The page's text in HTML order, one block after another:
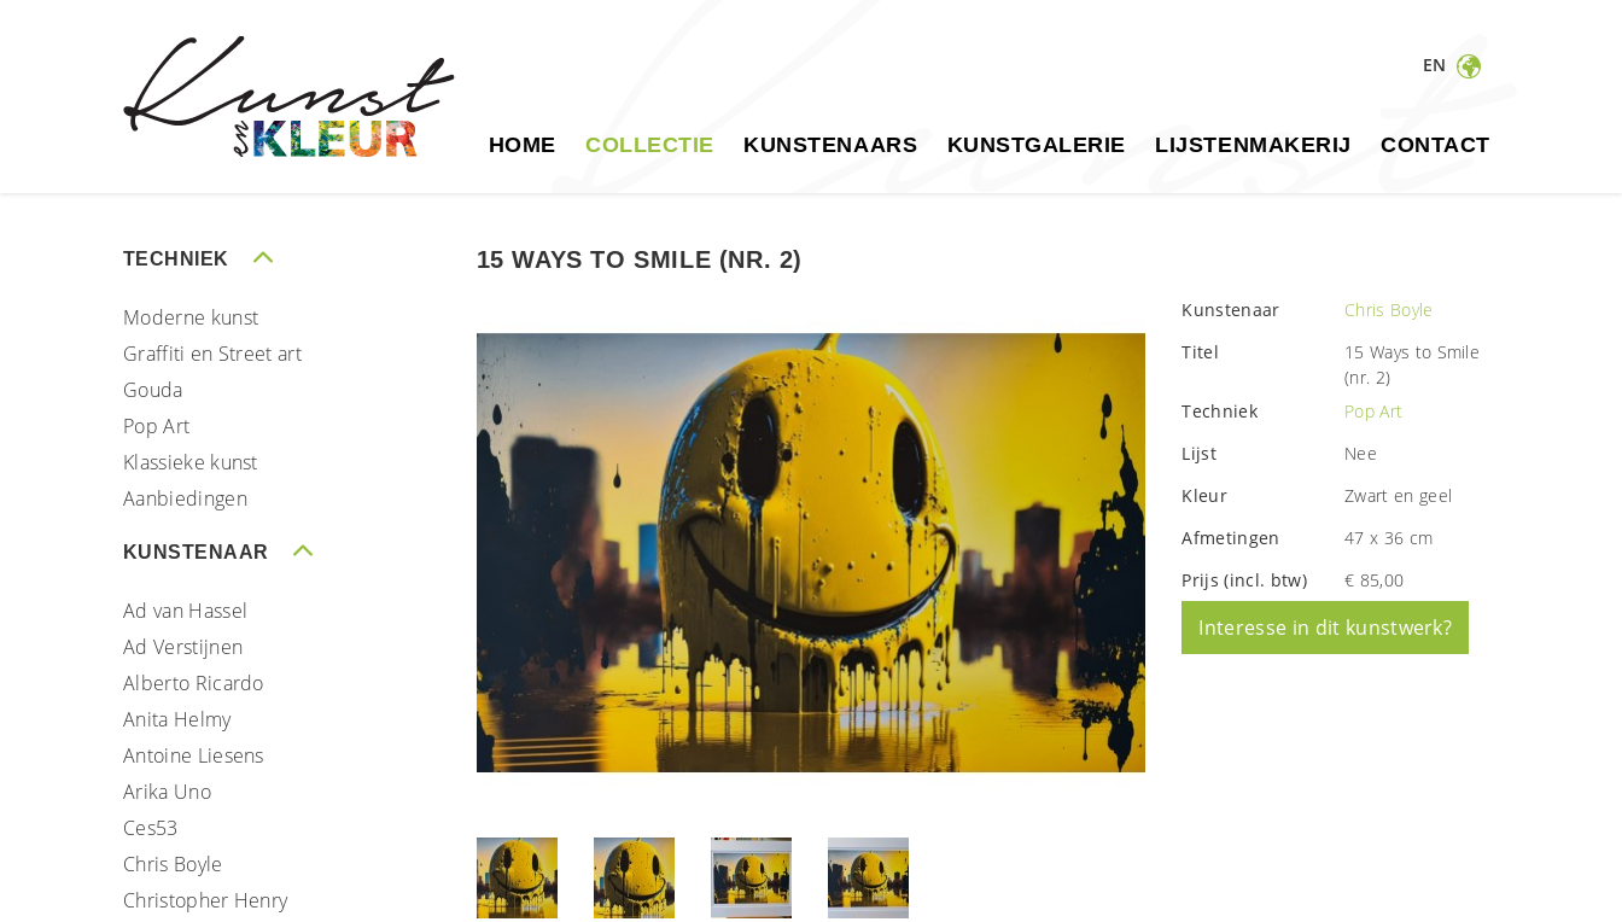
EN
HOME COLLECTIE KUNSTENAARS KUNSTGALERIE LIJSTENMAKERIJ CONTACT
TECHNIEK
Moderne kunst
Graffiti en Street art
Gouda
Pop Art
Klassieke kunst
Aanbiedingen
KUNSTENAAR
Ad van Hassel
Ad Verstijnen
Alberto Ricardo
Anita Helmy
Antoine Liesens
Arika Uno
Ces53
Chris Boyle
Christopher Henry
15 WAYS TO SMILE (NR. 2)
Kunstenaar
Chris Boyle
Titel
15 Ways to Smile
(nr. 2)
Techniek
Pop Art
Lijst
Nee
Kleur
Zwart en geel
Afmetingen
47 x 36 cm
Prijs (incl. btw)
€ 85,00
Interesse in dit kunstwerk?